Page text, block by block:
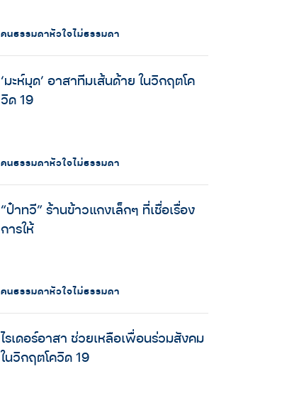
วิด
คนธรรมดาหัวใจไม่ธรรมดา
‘มะห์มุด’ อาสาทีมเส้นด้าย ในวิกฤตโค
วิด 19
คนธรรมดาหัวใจไม่ธรรมดา
“ป๋าทวี” ร้านข้าวแกงเล็กๆ ที่เชื่อเรื่อง
การให้
คนธรรมดาหัวใจไม่ธรรมดา
ไรเดอร์อาสา ช่วยเหลือเพื่อนร่วมสังคม
ในวิกฤตโควิด 19